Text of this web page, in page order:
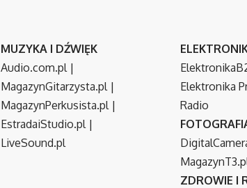
MUZYKA I DŹWIĘK
Audio.com.pl |
MagazynGitarzysta.pl |
MagazynPerkusista.pl |
EstradaiStudio.pl |
LiveSound.pl
Elektronika
Radio
ZDROWIE I